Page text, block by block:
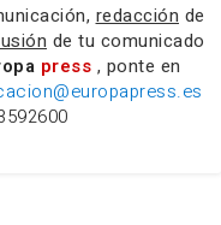
redacción de
de tu comunicado
press , ponte en